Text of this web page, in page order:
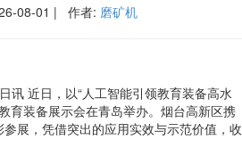
08-01 | 作者: 磨矿机
近日，以“人工智能引领教育装备高水
育装备展示会在青岛举办。烟台高新区携
展，凭借突出的应用实效与示范价值，收